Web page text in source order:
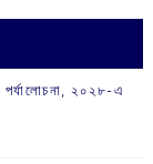
পর্যালোচনা, ২০২৮-এ